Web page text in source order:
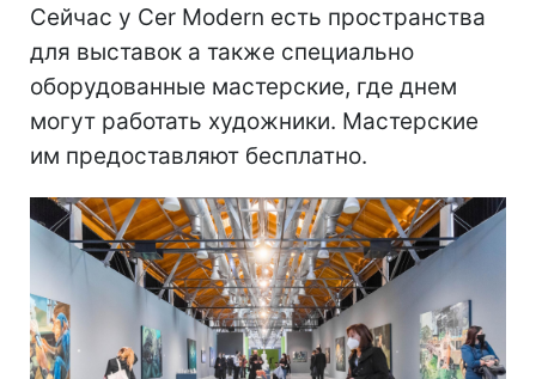
Сейчас у Cer Modern есть пространства
для выставок а также специально
оборудованные мастерские, где днем
могут работать художники. Мастерские
им предоставляют бесплатно.